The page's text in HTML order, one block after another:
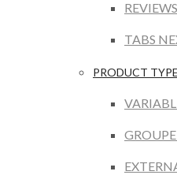
TABS
PRODUCT